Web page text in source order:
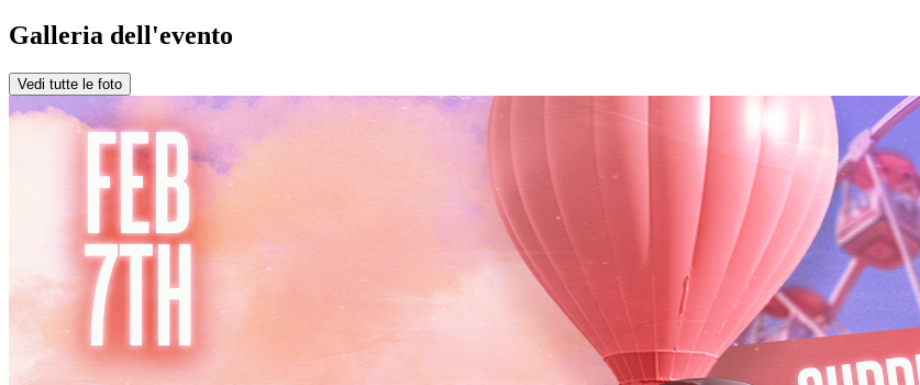
Galleria dell'evento
Vedi tutte le foto